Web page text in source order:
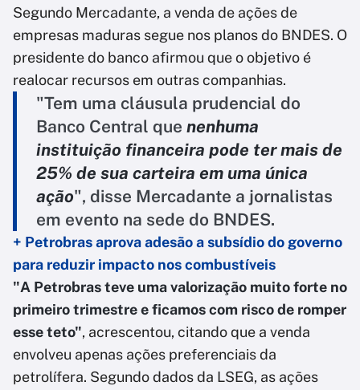
Segundo Mercadante, a venda de ações de
empresas maduras segue nos planos do BNDES. O
presidente do banco afirmou que o objetivo é
realocar recursos em outras companhias.
"Tem uma cláusula prudencial do
Banco Central que nenhuma
instituição financeira pode ter mais de
25% de sua carteira em uma única
ação", disse Mercadante a jornalistas
em evento na sede do BNDES.
+ Petrobras aprova adesão a subsídio do governo
para reduzir impacto nos combustíveis
"A Petrobras teve uma valorização muito forte no
primeiro trimestre e ficamos com risco de romper
esse teto", acrescentou, citando que a venda
envolveu apenas ações preferenciais da
petrolífera. Segundo dados da LSEG, as ações